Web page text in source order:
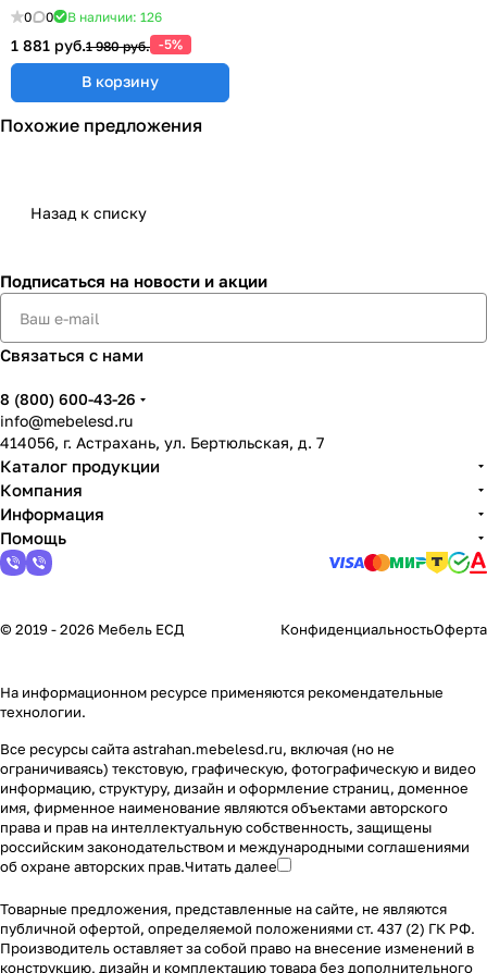
0 0 В наличии: 126
1 881 руб.1 980 руб. -5%
В корзину
Похожие предложения
Назад к списку
Подписаться на новости и акции
Связаться с нами
8 (800) 600-43-26
info@mebelesd.ru
414056, г. Астрахань, ул. Бертюльская, д. 7
Каталог продукции
Компания
Информация
Помощь
© 2019 - 2026 Мебель ЕСД КонфиденциальностьОферта
На информационном ресурсе применяются рекомендательные
технологии.
Все ресурсы сайта astrahan.mebelesd.ru, включая (но не
ограничиваясь) текстовую, графическую, фотографическую и видео
информацию, структуру, дизайн и оформление страниц, доменное
имя, фирменное наименование являются объектами авторского
права и прав на интеллектуальную собственность, защищены
российским законодательством и международными соглашениями
об охране авторских прав.Читать далее
Товарные предложения, представленные на сайте, не являются
публичной офертой, определяемой положениями ст. 437 (2) ГК РФ.
Производитель оставляет за собой право на внесение изменений в
конструкцию, дизайн и комплектацию товара без дополнительного